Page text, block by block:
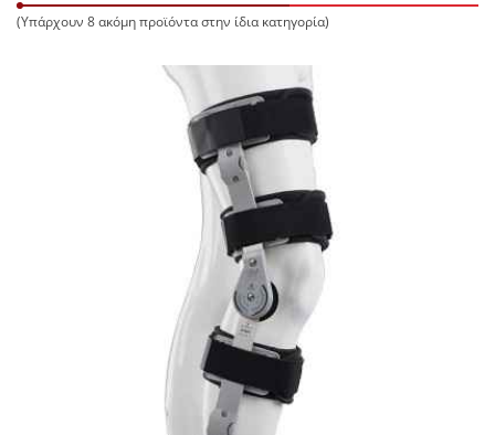
(Υπάρχουν 8 ακόμη προϊόντα στην ίδια κατηγορία)